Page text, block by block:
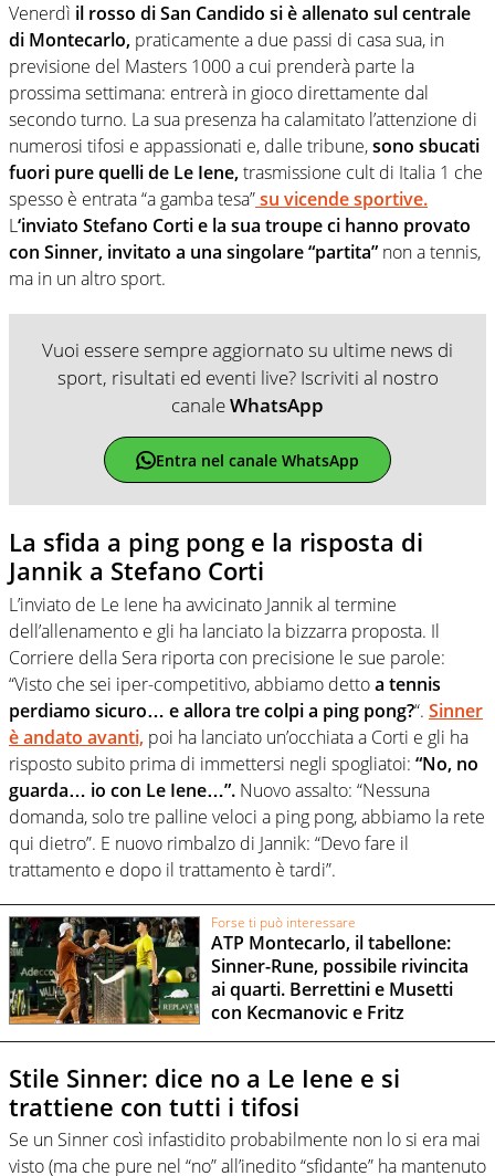
Venerdì il rosso di San Candido si è allenato sul centrale
di Montecarlo, praticamente a due passi di casa sua, in
previsione del Masters 1000 a cui prenderà parte la
prossima settimana: entrerà in gioco direttamente dal
secondo turno. La sua presenza ha calamitato l’attenzione di
numerosi tifosi e appassionati e, dalle tribune,sono sbucati
fuori pure quelli de Le Iene,trasmissione cult di Italia 1 che
spesso è entrata “a gamba tesa”su vicende sportive.
L‘inviato Stefano Corti e la sua troupe ci hanno provato
con Sinner, invitato a una singolare “partita” non a tennis,
ma in un altro sport.
Vuoi essere sempre aggiornato su ultime news di
sport, risultati ed eventi live? Iscriviti al nostro
canaleWhatsApp
Entra nel canale WhatsApp
La sfida a ping pong e la risposta di
Jannik a Stefano Corti
L’inviato de Le Iene ha avvicinato Jannik al termine
dell’allenamento e gli ha lanciato la bizzarra proposta. Il
Corriere della Sera riporta con precisione le sue parole:
“Visto che sei iper-competitivo, abbiamo dettoa tennis
perdiamo sicuro… e allora tre colpi a ping pong?“. Sinner
è andato avanti, poi ha lanciato un’occhiata a Corti e gli ha
risposto subito prima di immettersi negli spogliatoi: “No, no
guarda… io con Le Iene…”. Nuovo assalto: “Nessuna
domanda, solo tre palline veloci a ping pong, abbiamo la rete
qui dietro”. E nuovo rimbalzo di Jannik: “Devo fare il
trattamento e dopo il trattamento è tardi”.
Forse ti può interessare
ATP Montecarlo, il tabellone:
Sinner-Rune, possibile rivincita
ai quarti. Berrettini e Musetti
con Kecmanovic e Fritz
Stile Sinner: dice no a Le Iene e si
trattiene con tutti i tifosi
Se un Sinner così infastidito probabilmente non lo si era mai
visto (ma che pure nel “no” all’inedito “sfidante” ha mantenuto